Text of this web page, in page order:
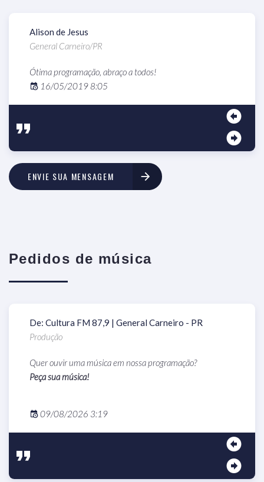
Alison de Jesus
General Carneiro/PR
Ótima programação, abraço a todos!
16/05/2019 8:05
ENVIE SUA MENSAGEM
Pedidos de música
De: Cultura FM 87,9 | General Carneiro - PR
Produção
Quer ouvir uma música em nossa programação?
Peça sua música!
09/08/2026 3:19